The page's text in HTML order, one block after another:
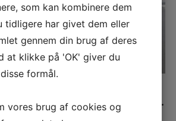
affugter er fra 190,- pr. dag inkl.
som kan kombinere dem
tidligere har givet dem eller
gennem din brug af deres
at klikke på 'OK' giver du
formål.
vores brug af cookies og